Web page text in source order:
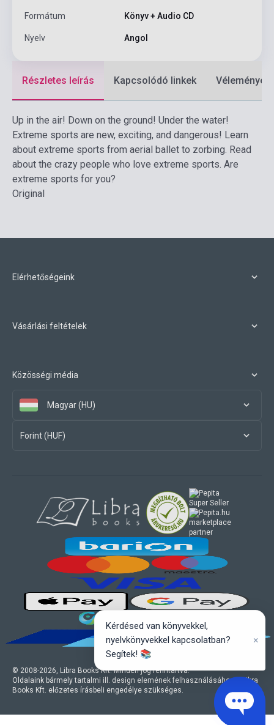
Formátum Könyv + Audio CD
Nyelv Angol
Részletes leírás Kapcsolódó linkek Vélemények
Up in the air! Down on the ground! Under the water!
Extreme sports are new, exciting, and dangerous! Learn
about extreme sports from aerial ballet to zorbing. Read
about the crazy people who love extreme sports. Are
extreme sports for you?
Original
Elérhetőségeink
Vásárlási feltételek
Közösségi média
Magyar (HU)
Forint (HUF)
© 2008-2026, Libra Books Kft. Minden jog fenntartva.
Oldalaink bármely tartalmi ill. design elemének felhasználásához a Libra
Books Kft. előzetes írásbeli engedélye szükséges.
marketplace
partner
Kérdésed van könyvekkel,
nyelvkönyvekkel kapcsolatban?
Segítek! 📚
×